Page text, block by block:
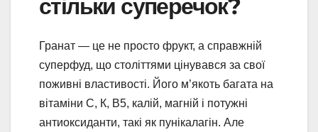
стільки суперечок?
Гранат — це не просто фрукт, а справжній
суперфуд, що століттями цінувався за свої
поживні властивості. Його м’якоть багата на
вітаміни С, К, В5, калій, магній і потужні
антиоксиданти, такі як пунікалагін. Але